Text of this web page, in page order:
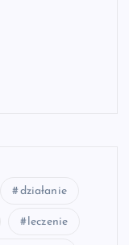
działanie
leczenie